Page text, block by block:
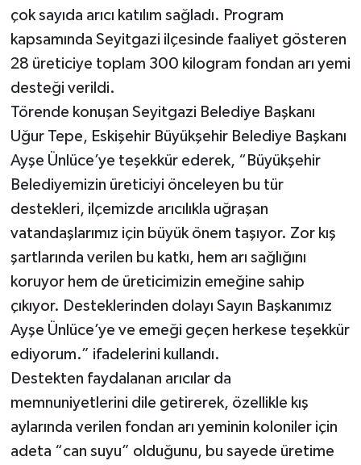
çok sayıda arıcı katılım sağladı. Program
kapsamında Seyitgazi ilçesinde faaliyet gösteren
28 üreticiye toplam 300 kilogram fondan arı yemi
desteği verildi.
Törende konuşan Seyitgazi Belediye Başkanı
Uğur Tepe, Eskişehir Büyükşehir Belediye Başkanı
Ayşe Ünlüce’ye teşekkür ederek, “Büyükşehir
Belediyemizin üreticiyi önceleyen bu tür
destekleri, ilçemizde arıcılıkla uğraşan
vatandaşlarımız için büyük önem taşıyor. Zor kış
şartlarında verilen bu katkı, hem arı sağlığını
koruyor hem de üreticimizin emeğine sahip
çıkıyor. Desteklerinden dolayı Sayın Başkanımız
Ayşe Ünlüce’ye ve emeği geçen herkese teşekkür
ediyorum.” ifadelerini kullandı.
Destekten faydalanan arıcılar da
memnuniyetlerini dile getirerek, özellikle kış
aylarında verilen fondan arı yeminin koloniler için
adeta “can suyu” olduğunu, bu sayede üretime